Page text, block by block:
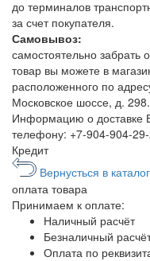
до терминалов
за счет покупателя.
Самовывоз:
самостоятельно забрать
товар вы можете в
расположенного по
Московское шоссе, д. 298.
Информацию о доставке
телефону: +7-904-904-
Кредит
Вернусться в
оплата товара
Принимаем к оплате:
Наличный расчёт
Безналичный
Оплата по